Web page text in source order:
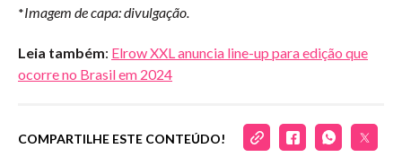
*Imagem de capa: divulgação.
Leia também: Elrow XXL anuncia line-up para edição que
ocorre no Brasil em 2024
COMPARTILHE ESTE CONTEÚDO!